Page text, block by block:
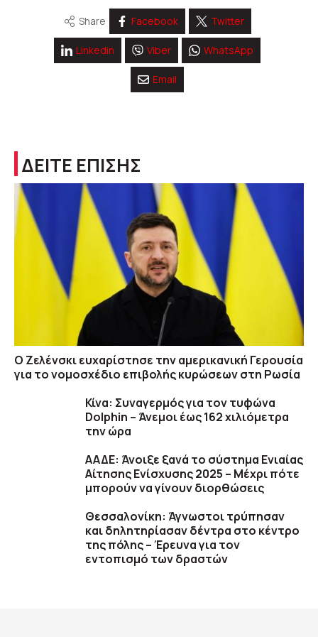
Share Facebook Twitter
Linkedin Viber WhatsApp
Email
ΔΕΙΤΕ ΕΠΙΣΗΣ
Ο Ζελένσκι ευχαρίστησε την αμερικανική Γερουσία
για το νομοσχέδιο επιβολής κυρώσεων στη Ρωσία
Κίνα: Συναγερμός για τον τυφώνα
Dolphin – Άνεμοι έως 162 χιλιόμετρα
την ώρα
ΑΑΔΕ: Άνοιξε ξανά το σύστημα Ενιαίας
Αίτησης Ενίσχυσης 2025 – Μέχρι πότε
μπορούν να γίνουν διορθώσεις
Θεσσαλονίκη: Άγνωστοι τρύπησαν
και δηλητηρίασαν δέντρα στο κέντρο
της πόλης – Έρευνα για τον
εντοπισμό των δραστών